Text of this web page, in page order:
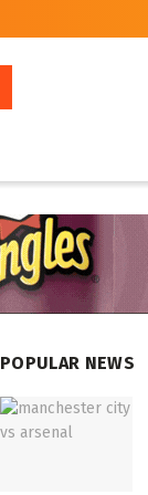
POPULAR NEWS